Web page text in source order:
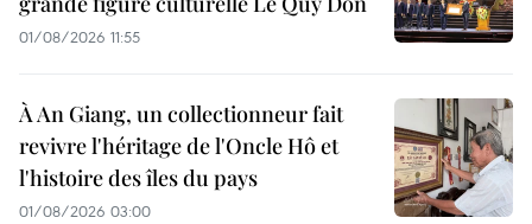
01/08/2026 11:55
À An Giang, un collectionneur fait
revivre l'héritage de l'Oncle Hô et
l'histoire des îles du pays
01/08/2026 03:00